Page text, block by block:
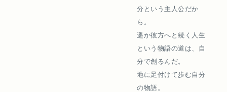
分という主人公だか
ら。
遥か彼方へと続く人生
という物語の道は、自
分で創るんだ。
地に足付けて歩む自分
の物語。